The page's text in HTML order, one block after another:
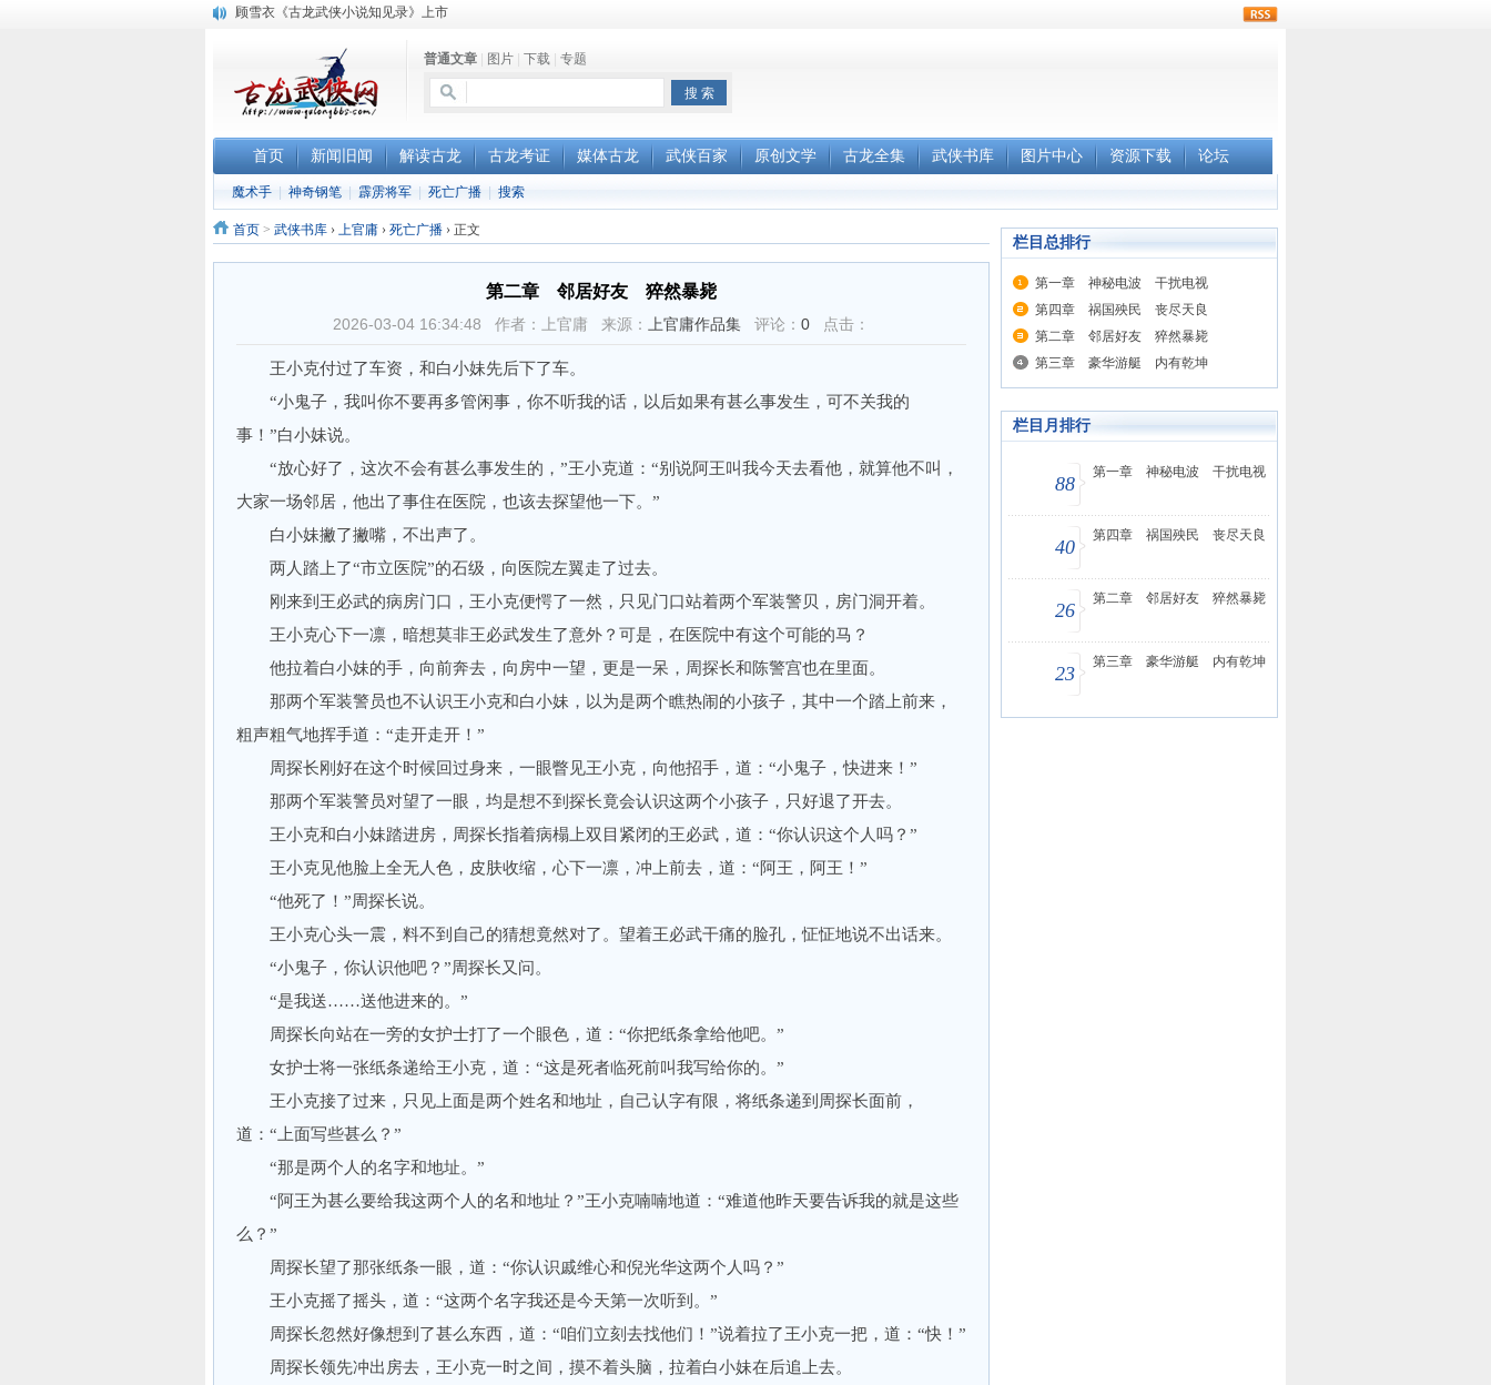
顾雪衣《古龙武侠小说知见录》上市
《古龙小说原貌探究》修订版已上市普通文章 图片 下载 专题
首页 新闻旧闻 解读古龙 古龙考证 媒体古龙 武侠百家 原创文学 古龙全集 武侠书库 图片中心 资源下载 论坛
魔术手 神奇钢笔 霹雳将军 死亡广播 搜索
首页 > 武侠书库 › 上官庸 › 死亡广播 › 正文
第二章 邻居好友 猝然暴毙
2026-03-04 16:34:48 作者：上官庸 来源： 上官庸作品集 评论： 0 点击：
王小克付过了车资，和白小妹先后下了车。
“小鬼子，我叫你不要再多管闲事，你不听我的话，以后如果有甚么事发生，可不关我的
事！”白小妹说。
“放心好了，这次不会有甚么事发生的，”王小克道：“别说阿王叫我今天去看他，就算他不叫，
大家一场邻居，他出了事住在医院，也该去探望他一下。”
白小妹撇了撇嘴，不出声了。
两人踏上了“市立医院”的石级，向医院左翼走了过去。
刚来到王必武的病房门口，王小克便愕了一然，只见门口站着两个军装警贝，房门洞开着。
王小克心下一凛，暗想莫非王必武发生了意外？可是，在医院中有这个可能的马？
他拉着白小妹的手，向前奔去，向房中一望，更是一呆，周探长和陈警宫也在里面。
那两个军装警员也不认识王小克和白小妹，以为是两个瞧热闹的小孩子，其中一个踏上前来，
粗声粗气地挥手道：“走开走开！”
周探长刚好在这个时候回过身来，一眼瞥见王小克，向他招手，道：“小鬼子，快进来！”
那两个军装警员对望了一眼，均是想不到探长竟会认识这两个小孩子，只好退了开去。
王小克和白小妹踏进房，周探长指着病榻上双目紧闭的王必武，道：“你认识这个人吗？”
王小克见他脸上全无人色，皮肤收缩，心下一凛，冲上前去，道：“阿王，阿王！”
“他死了！”周探长说。
王小克心头一震，料不到自己的猜想竟然对了。望着王必武干痛的脸孔，怔怔地说不出话来。
“小鬼子，你认识他吧？”周探长又问。
“是我送……送他进来的。”
周探长向站在一旁的女护士打了一个眼色，道：“你把纸条拿给他吧。”
女护士将一张纸条递给王小克，道：“这是死者临死前叫我写给你的。”
王小克接了过来，只见上面是两个姓名和地址，自己认字有限，将纸条递到周探长面前，
道：“上面写些甚么？”
“那是两个人的名字和地址。”
“阿王为甚么要给我这两个人的名和地址？”王小克喃喃地道：“难道他昨天要告诉我的就是这些
么？”
周探长望了那张纸条一眼，道：“你认识戚维心和倪光华这两个人吗？”
王小克摇了摇头，道：“这两个名字我还是今天第一次听到。”
周探长忽然好像想到了甚么东西，道：“咱们立刻去找他们！”说着拉了王小克一把，道：“快！”
周探长领先冲出房去，王小克一时之间，摸不着头脑，拉着白小妹在后追上去。
栏目总排行
第一章 神秘电波 干扰电视
第四章 祸国殃民 丧尽天良
第二章 邻居好友 猝然暴毙
第三章 豪华游艇 内有乾坤
栏目月排行
88
第一章 神秘电波 干扰电视
40
第四章 祸国殃民 丧尽天良
26
第二章 邻居好友 猝然暴毙
23
第三章 豪华游艇 内有乾坤